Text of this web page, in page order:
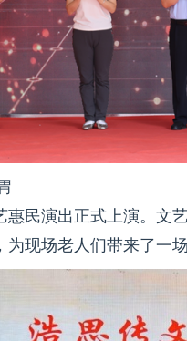
惠民演出正式上演。文
现场老人们带来了一